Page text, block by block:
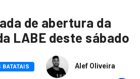
de abertura da
LABE deste sábado
BATATAIS Alef Oliveira